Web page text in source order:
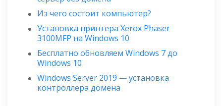
Из чего состоит компьютер?
Установка принтера Xerox Phaser
3100MFP на Windows 10
Бесплатно обновляем Windows 7 до
Windows 10
Windows Server 2019 — установка
контроллера домена